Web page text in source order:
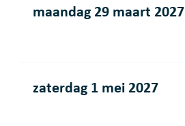
maandag 29 maart 2027
zaterdag 1 mei 2027